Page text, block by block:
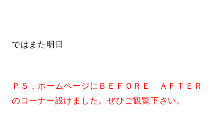
ではまた明日
ＰＳ，ホームページにＢＥＦＯＲＥ ＡＦＴＥＲ
のコーナー設けました。ぜひご観覧下さい。